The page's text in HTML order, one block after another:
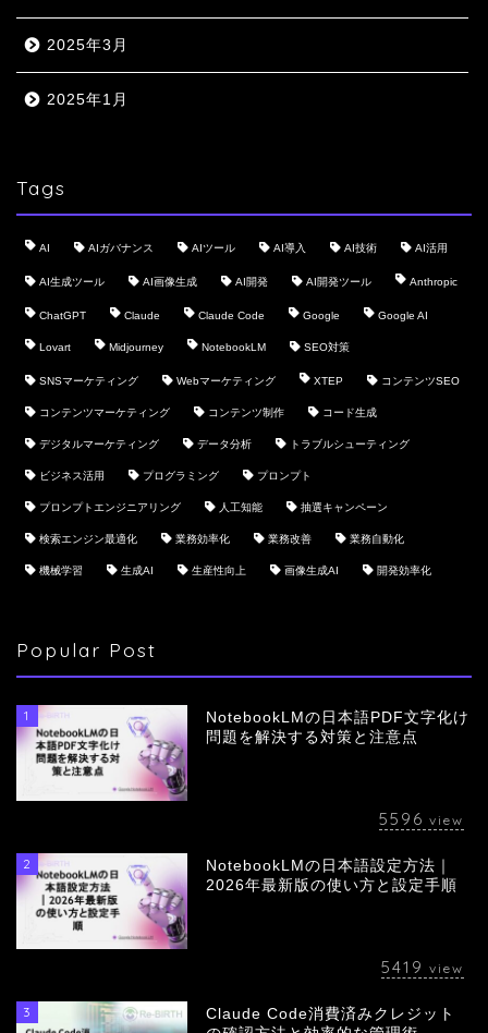
2025年3月
2025年1月
Tags
AI AIガバナンス AIツール AI導入 AI技術 AI活用
AI生成ツール AI画像生成 AI開発 AI開発ツール Anthropic
ChatGPT Claude Claude Code Google Google AI
Lovart Midjourney NotebookLM SEO対策
SNSマーケティング Webマーケティング XTEP コンテンツSEO
コンテンツマーケティング コンテンツ制作 コード生成
デジタルマーケティング データ分析 トラブルシューティング
ビジネス活用 プログラミング プロンプト
プロンプトエンジニアリング 人工知能 抽選キャンペーン
検索エンジン最適化 業務効率化 業務改善 業務自動化
機械学習 生成AI 生産性向上 画像生成AI 開発効率化
Popular Post
1
NotebookLMの日本語PDF文字化け
問題を解決する対策と注意点
5596 view
2
NotebookLMの日本語設定方法｜
2026年最新版の使い方と設定手順
5419 view
3
Claude Code消費済みクレジット
会社概要
採用情報